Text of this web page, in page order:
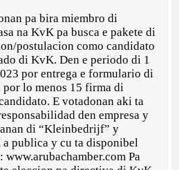
pa bira miembro di
na KvK pa busca e pakete di
postulacion como candidato
di KvK. Den e periodo di 1
por entrega e formulario di
lo menos 15 firma di
E votadonan aki ta
den empresa y
di “Kleinbedrijf” y
publica y cu ta disponibel
Pa